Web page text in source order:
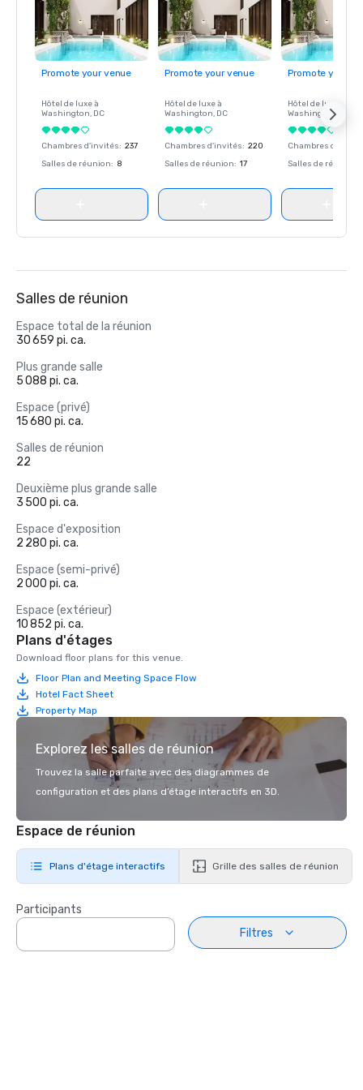
Promote your venue
Hôtel de luxe à
Washington, DC
Chambres d'invités: 237
Salles de réunion: 8
Promote your venue
Hôtel de luxe à
Washington, DC
Chambres d'invités: 220
Salles de réunion: 17
Promote your
Hôtel de luxe à
Washington
Chambres
Salles de réunion
Salles de réunion
Espace total de la réunion
30 659 pi. ca.
Plus grande salle
5 088 pi. ca.
Espace (privé)
15 680 pi. ca.
Salles de réunion
22
Deuxième plus grande salle
3 500 pi. ca.
Espace d'exposition
2 280 pi. ca.
Espace (semi-privé)
2 000 pi. ca.
Espace (extérieur)
10 852 pi. ca.
Plans d'étages
Download floor plans for this venue.
Floor Plan and Meeting Space Flow
Hotel Fact Sheet
Property Map
Explorez les salles de réunion
Trouvez la salle parfaite avec des diagrammes de
configuration et des plans d’étage interactifs en 3D.
Espace de réunion
Plans d'étage interactifs Grille des salles de réunion
Participants
Filtres